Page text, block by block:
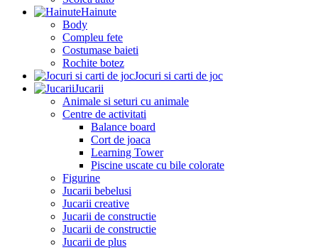
Hainute
Body
Compleu fete
Costumase baieti
Rochite botez
Jocuri si carti de joc
Jucarii
Animale si seturi cu animale
Centre de activitati
Balance board
Cort de joaca
Learning Tower
Piscine uscate cu bile colorate
Figurine
Jucarii bebelusi
Jucarii creative
Jucarii de constructie
Jucarii de constructie
Jucarii de plus